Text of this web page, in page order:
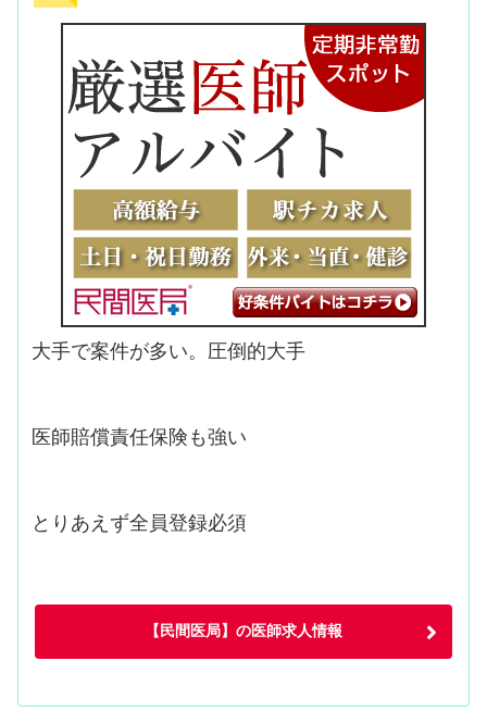
大手で案件が多い。圧倒的大手
医師賠償責任保険も強い
とりあえず全員登録必須
【民間医局】の医師求人情報